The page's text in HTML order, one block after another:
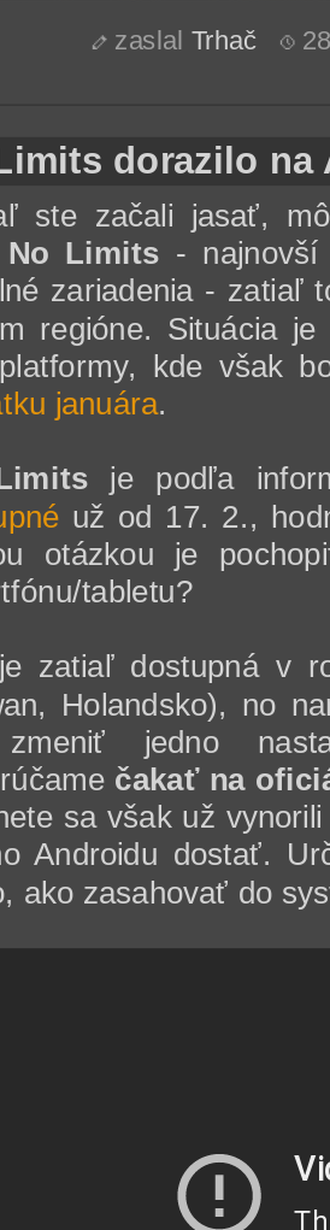
zaslal Trhač
dorazilo na
ste začali jasať,
No Limits -
zariadenia - zatiaľ
regióne. Situácia
kde však
januára.
je podľa
už od 17. 2.,
otázkou je
tabletu?
zatiaľ dostupná v
Holandsko), no
jedno
čakať na
sa však už
Androidu dostať.
ako zasahovať do